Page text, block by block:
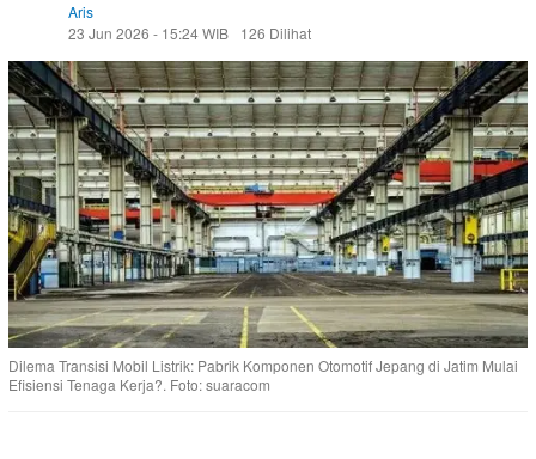
Aris
23 Jun 2026 - 15:24 WIB
126 Dilihat
Dilema Transisi Mobil Listrik: Pabrik Komponen Otomotif Jepang di Jatim Mulai
Efisiensi Tenaga Kerja?. Foto: suaracom